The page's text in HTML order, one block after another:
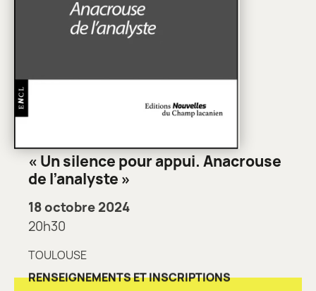
« Un silence pour appui. Anacrouse
de l’analyste »
18 octobre 2024
20h30
TOULOUSE
RENSEIGNEMENTS ET INSCRIPTIONS